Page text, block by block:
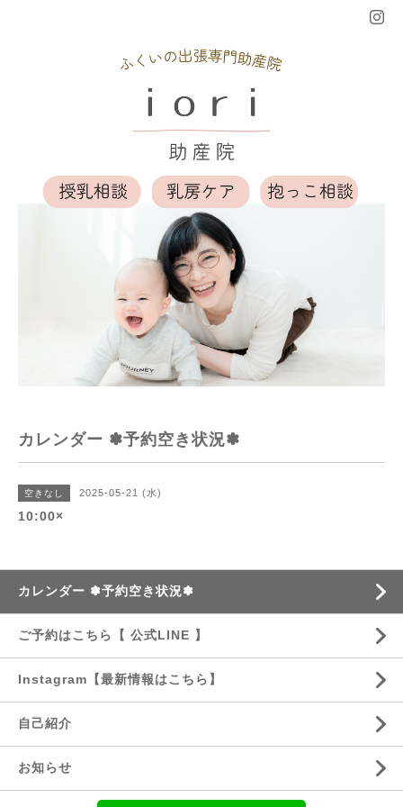
カレンダー ✽予約空き状況✽
空きなし 2025-05-21 (水)
10:00×
カレンダー ✽予約空き状況✽
ご予約はこちら【 公式LINE 】
Instagram【最新情報はこちら】
自己紹介
お知らせ